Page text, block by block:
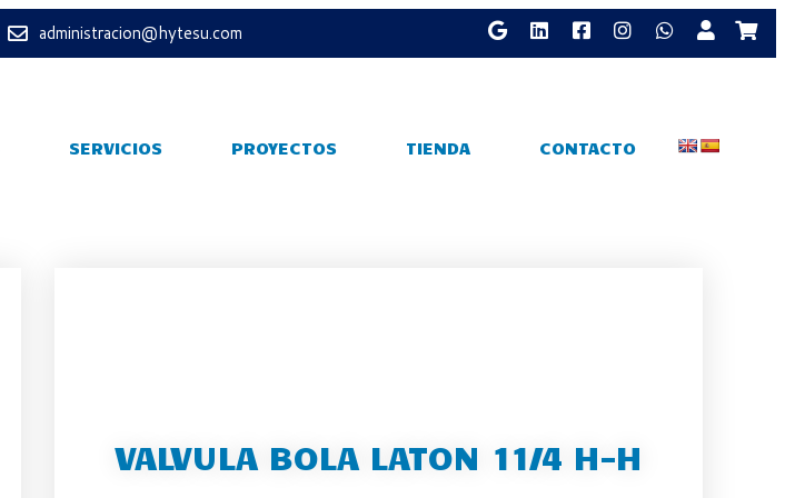
administracion@hytesu.com
SERVICIOS PROYECTOS TIENDA CONTACTO
VALVULA BOLA LATON 11/4 H-H